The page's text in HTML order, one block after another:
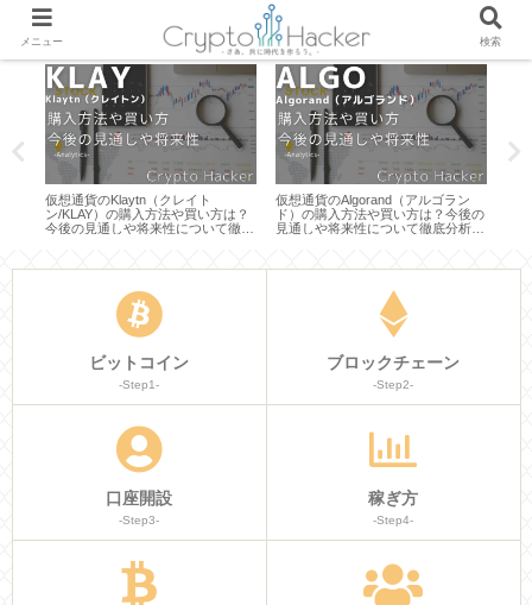
仮想通貨のKlaytn（クレイト
ン/KLAY）の購入方法や買い方は？
今後の見通しや将来性について徹底
仮想通貨のAlgorand（アルゴラン
ド）の購入方法や買い方は？今後の
見通しや将来性について徹底分析し
ビットコイン
-Step1-
ブロックチェーン
-Step2-
口座開設
-Step3-
稼ぎ方
-Step4-
メニュー 検索